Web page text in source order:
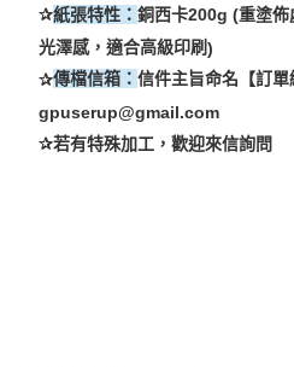
✰紙張特性： 銅西卡200g (重塗佈
光澤感，適合高級印刷)
✰傳檔信箱： 信件主旨命名【訂單
gpuserup@gmail.com
✰若有特殊加工，歡迎來信詢問